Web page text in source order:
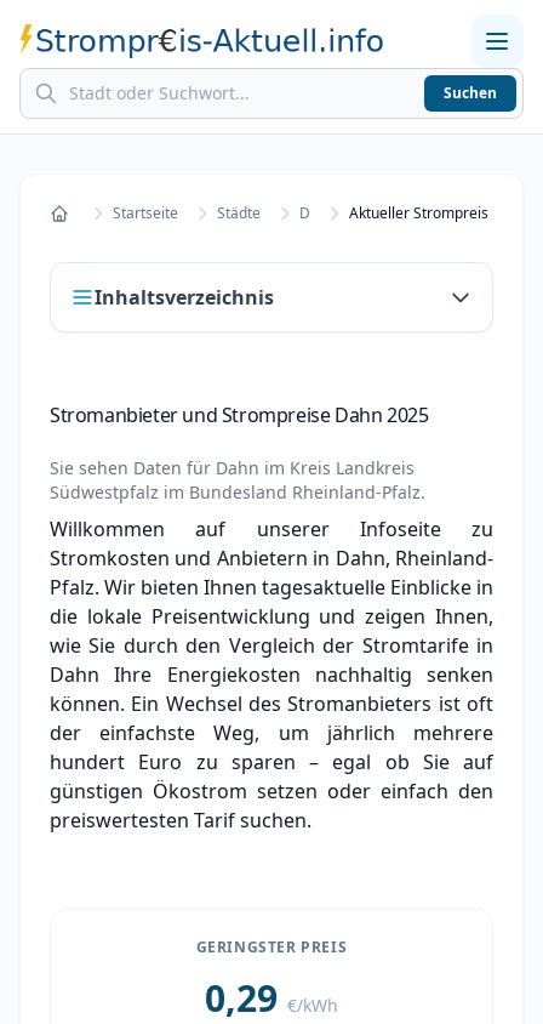
Home
Stromkosten berechnen
Suchen
StartseiteStartseite Städte D Aktueller Strompreis in Dahn
Inhaltsverzeichnis
Strompreisvergleich Dahn 2025
Grundversorger Dahn
Experten-Analyse: Strommarkt in Dahn
Aktueller Strompreis in Dahn
Stromanbieter in der Nähe von Dahn
Stromanbieter und Strompreise Dahn 2025
Sie sehen Daten für Dahn im Kreis Landkreis
Südwestpfalz im Bundesland Rheinland-Pfalz.
Willkommen auf unserer Infoseite zu
Stromkosten und Anbietern in Dahn, Rheinland-
Pfalz. Wir bieten Ihnen tagesaktuelle Einblicke in
die lokale Preisentwicklung und zeigen Ihnen,
wie Sie durch den Vergleich der Stromtarife in
Dahn Ihre Energiekosten nachhaltig senken
können. Ein Wechsel des Stromanbieters ist oft
der einfachste Weg, um jährlich mehrere
hundert Euro zu sparen – egal ob Sie auf
günstigen Ökostrom setzen oder einfach den
preiswertesten Tarif suchen.
GERINGSTER PREIS
0,29 €/kWh